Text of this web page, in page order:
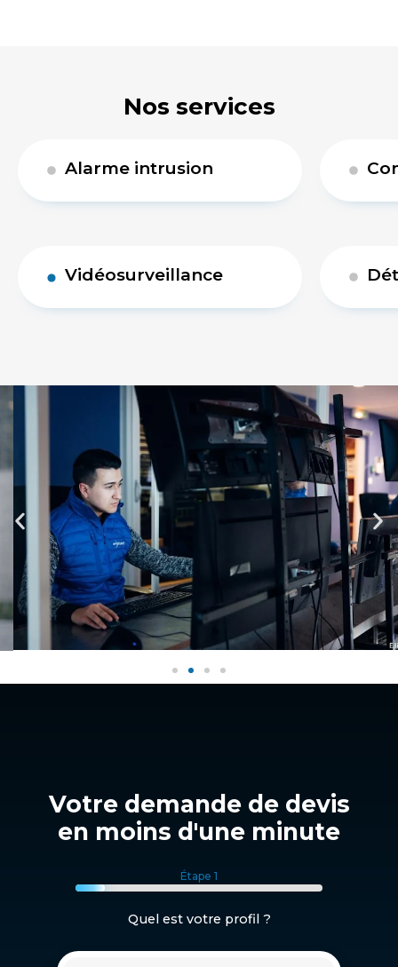
Nos services
Alarme intrusion
Vidéosurveillance
Votre demande de devis
en moins d'une minute
Étape 1
Quel est votre profil ?